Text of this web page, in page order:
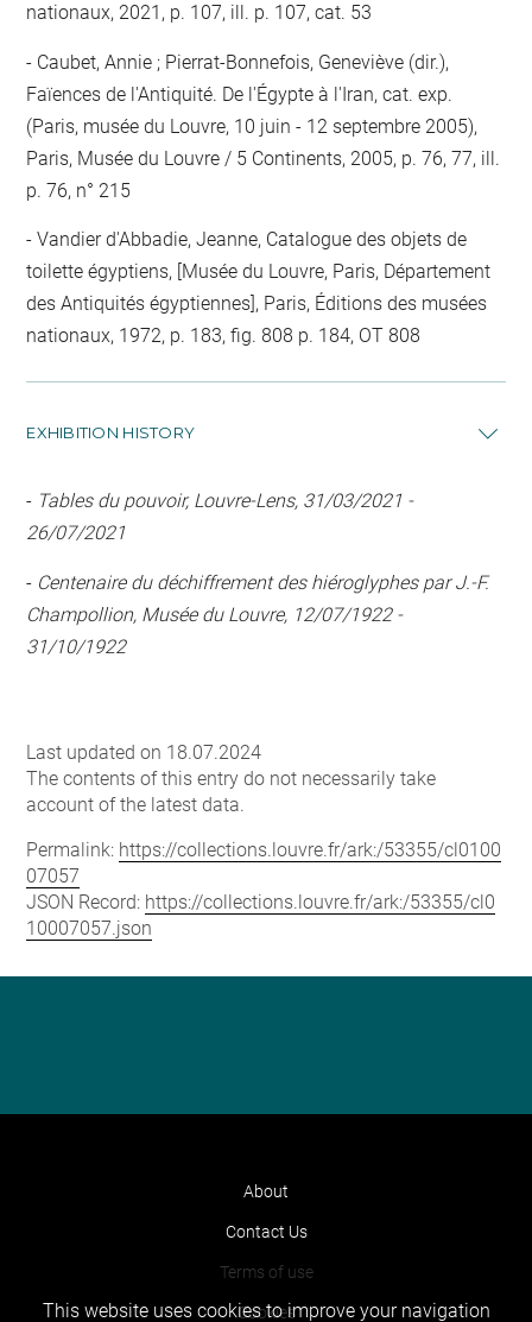
nationaux, 2021, p. 107, ill. p. 107, cat. 53
Caubet, Annie ; Pierrat-Bonnefois, Geneviève (dir.),
Faïences de l'Antiquité. De l'Égypte à l'Iran, cat. exp.
(Paris, musée du Louvre, 10 juin - 12 septembre 2005),
Paris, Musée du Louvre / 5 Continents, 2005, p. 76, 77, ill.
p. 76, n° 215
Vandier d'Abbadie, Jeanne, Catalogue des objets de
toilette égyptiens, [Musée du Louvre, Paris, Département
des Antiquités égyptiennes], Paris, Éditions des musées
nationaux, 1972, p. 183, fig. 808 p. 184, OT 808
EXHIBITION HISTORY
- Tables du pouvoir, Louvre-Lens, 31/03/2021 -
26/07/2021
- Centenaire du déchiffrement des hiéroglyphes par J.-F.
Champollion, Musée du Louvre, 12/07/1922 -
31/10/1922
Last updated on 18.07.2024
The contents of this entry do not necessarily take
account of the latest data.
Permalink: https://collections.louvre.fr/ark:/53355/cl0100
07057
JSON Record: https://collections.louvre.fr/ark:/53355/cl0
10007057.json
About
Contact Us
Terms of use
Cookies
This website uses cookies to improve your navigation